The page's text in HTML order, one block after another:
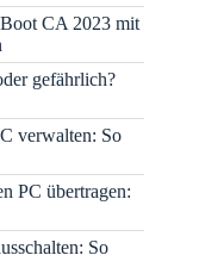
CA 2023 mit
gefährlich?
verwalten: So
PC übertragen:
So